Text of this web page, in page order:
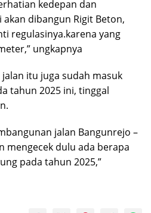
kedepan dan
dibangun Rigit Beton,
regulasinya.karena yang
ungkapnya
itu juga sudah masuk
tahun 2025 ini, tinggal
jalan Bangunrejo –
mengecek dulu ada berapa
pada tahun 2025,”